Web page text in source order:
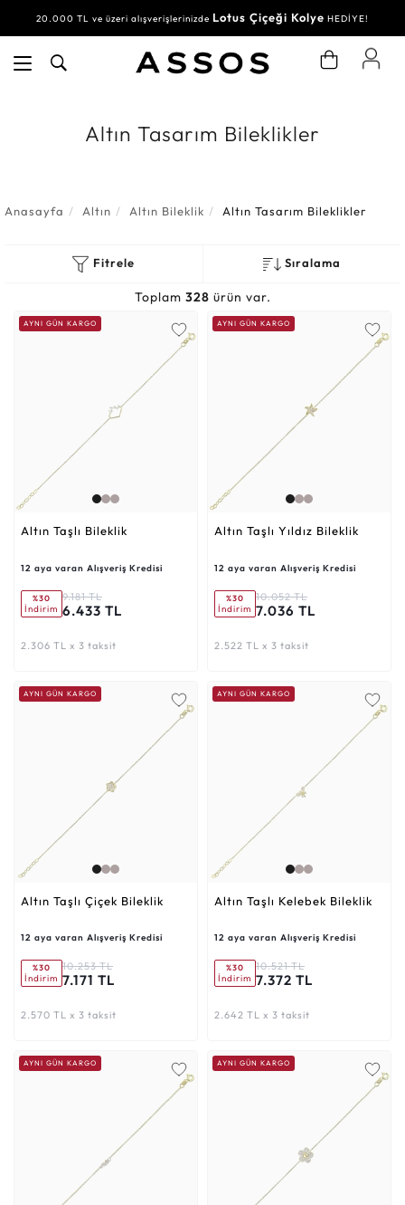
20.000 TL ve üzeri alışverişlerinizde Lotus Çiçeği Kolye HEDİYE!
30.000 TL ve üzeri alışverişlerinizdeSu Yolu BileklikHEDİYE!
Altın Tasarım Bileklikler
Anasayfa Altın Altın Bileklik Altın Tasarım Bileklikler
Fitrele Sıralama
Toplam 328 ürün var.
AYNI GÜN KARGO
Altın Taşlı Bileklik
12 aya varan Alışveriş Kredisi
%30
İndirim
9.181 TL
6.433 TL
2.306 TL x 3 taksit
AYNI GÜN KARGO
Altın Taşlı Yıldız Bileklik
12 aya varan Alışveriş Kredisi
%30
İndirim
10.052 TL
7.036 TL
2.522 TL x 3 taksit
AYNI GÜN KARGO
Altın Taşlı Çiçek Bileklik
12 aya varan Alışveriş Kredisi
%30
İndirim
10.253 TL
7.171 TL
2.570 TL x 3 taksit
AYNI GÜN KARGO
Altın Taşlı Kelebek Bileklik
12 aya varan Alışveriş Kredisi
%30
İndirim
10.521 TL
7.372 TL
2.642 TL x 3 taksit
AYNI GÜN KARGO AYNI GÜN KARGO